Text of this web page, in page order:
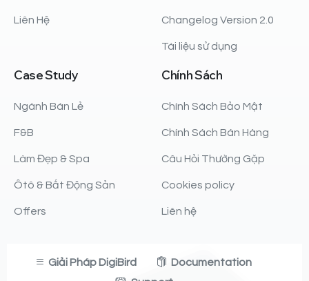
Liên Hệ Changelog Version 2.0
Tài liệu sử dụng
CaseStudy
Ngành Bán Lẻ
F&B
Làm Đẹp & Spa
Ôtô & Bất Động Sản
Offers
ChínhSách
Chính Sách Bảo Mật
Chính Sách Bán Hàng
Câu Hỏi Thường Gặp
Cookies policy
Liên hệ
Giải Pháp DigiBird
Documentation